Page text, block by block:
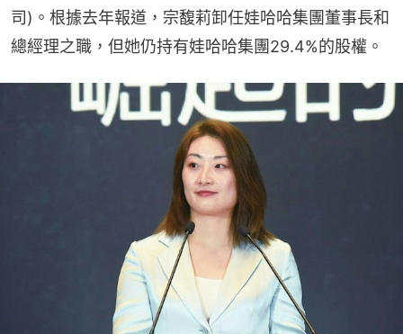
司)。根據去年報道，宗馥莉卸任娃哈哈集團董事長和
總經理之職，但她仍持有娃哈哈集團29.4%的股權。